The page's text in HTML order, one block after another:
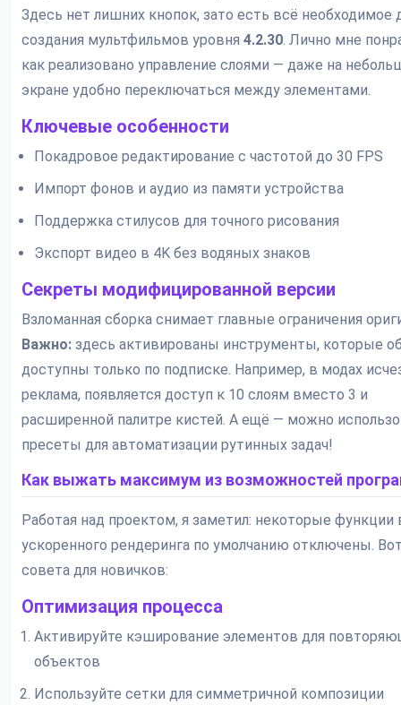
Здесь нет лишних кнопок, зато есть всё необходимое
создания мультфильмов уровня 4.2.30. Лично мне
как реализовано управление слоями — даже на
экране удобно переключаться между элементами.
Ключевые особенности
Покадровое редактирование с частотой до 30 FPS
Импорт фонов и аудио из памяти устройства
Поддержка стилусов для точного рисования
Экспорт видео в 4K без водяных знаков
Секреты модифицированной версии
Взломанная сборка снимает главные ограничения
Важно: здесь активированы инструменты, которые
доступны только по подписке. Например, в модах
реклама, появляется доступ к 10 слоям вместо 3 и
расширенной палитре кистей. А ещё — можно
пресеты для автоматизации рутинных задач!
Как выжать максимум из возможностей
Работая над проектом, я заметил: некоторые функции
ускоренного рендеринга по умолчанию отключены.
совета для новичков:
Оптимизация процесса
Активируйте кэширование элементов для
объектов
Используйте сетки для симметричной композиции